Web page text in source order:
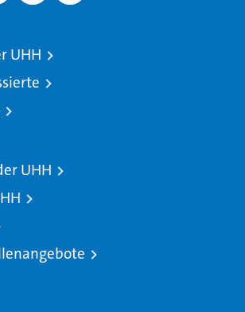
UHH
UHH